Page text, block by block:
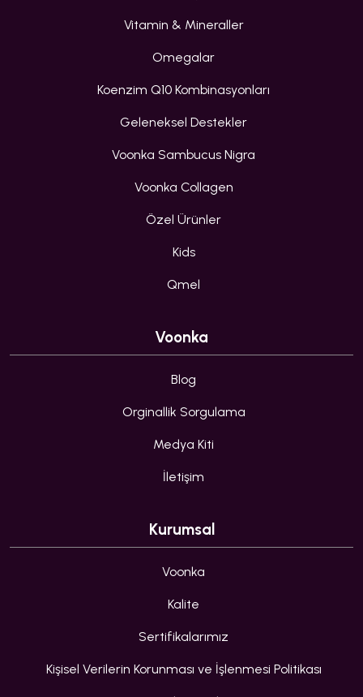
Vitamin & Mineraller
Omegalar
Koenzim Q10 Kombinasyonları
Geleneksel Destekler
Voonka Sambucus Nigra
Voonka Collagen
Özel Ürünler
Kids
Qmel
Voonka
Blog
Orginallik Sorgulama
Medya Kiti
İletişim
Kurumsal
Voonka
Kalite
Sertifikalarımız
Kişisel Verilerin Korunması ve İşlenmesi Politikası